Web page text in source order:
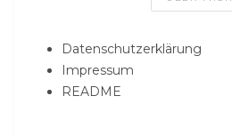
Datenschutzerklärung
Impressum
README